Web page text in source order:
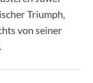
Triumph,
von seiner